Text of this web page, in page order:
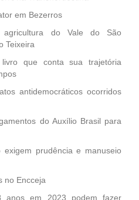
em Bezerros
agricultura do Vale do São
Teixeira
que conta sua trajetória
antidemocráticos ocorridos
do Auxílio Brasil para
prudência e manuseio
no Encceja
anos em 2023 podem fazer